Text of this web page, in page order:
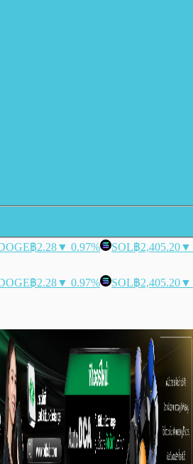
฿2.28▼ 0.97% SOL฿2,405.20▼
฿2.28▼ 0.97% SOL฿2,405.20▼